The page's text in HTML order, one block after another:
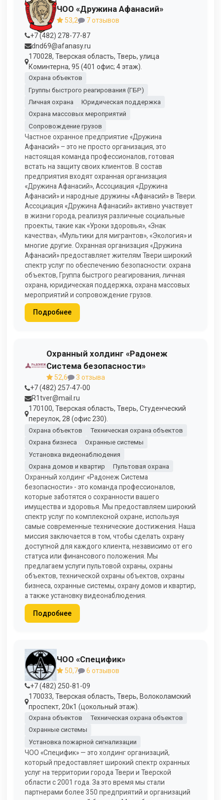
ЧОО «Дружина Афанасий»
53,2
7 отзывов
+7 (482) 278-77-87
dnd69@afanasy.ru
170028, Тверская область, Тверь, улица
Коминтерна, 95 (401 офис; 4 этаж).
Охрана объектов
Группы быстрого реагирования (ГБР)
Личная охрана
Юридическая поддержка
Охрана массовых мероприятий
Сопровождение грузов
Частное охранное предприятие «Дружина
Афанасий» – это не просто организация, это
настоящая команда профессионалов, готовая
встать на защиту своих клиентов. В состав
предприятия входят охранная организация
«Дружина Афанасий», Ассоциация «Дружина
Афанасий» и народные дружины «Афанасий» в Твери.
Ассоциация «Дружина Афанасий» активно участвует
в жизни города, реализуя различные социальные
проекты, такие как «Уроки здоровья», «Знак
качества», «Мультики для мигрантов», «Экология» и
многие другие. Охранная организация «Дружина
Афанасий» предоставляет жителям Твери широкий
спектр услуг по обеспечению безопасности: охрана
объектов, Группа быстрого реагирования, личная
охрана, юридическая поддержка, охрана массовых
мероприятий и сопровождение грузов.
Подробнее
Охранный холдинг «Радонеж
Система безопасности»
52,6
3 отзыва
+7 (482) 257-47-00
R1tver@mail.ru
170100, Тверская область, Тверь, Студенческий
переулок, 28 (офис 230).
Охрана объектов
Техническая охрана объектов
Охрана бизнеса
Охранные системы
Установка видеонаблюдения
Охрана домов и квартир
Пультовая охрана
Охранный холдинг «Радонеж Система
безопасности» - это команда профессионалов,
которые заботятся о сохранности вашего
имущества и здоровья. Мы предоставляем широкий
спектр услуг по комплексной охране, используя
самые современные технические достижения. Наша
миссия заключается в том, чтобы сделать охрану
доступной для каждого клиента, независимо от его
статуса или финансового положения. Мы
предлагаем услуги пультовой охраны, охраны
объектов, технической охраны объектов, охраны
бизнеса, охранные системы, охрану домов и квартир,
а также установку видеонаблюдения.
Подробнее
ЧОО «Специфик»
50,7
6 отзывов
+7 (482) 250-81-09
170033, Тверская область, Тверь, Волоколамский
проспект, 20к1 (цокольный этаж).
Охрана объектов
Техническая охрана объектов
Охранные системы
Установка пожарной сигнализации
ЧОО «Специфик» — это холдинг организаций,
который предоставляет широкий спектр охранных
услуг на территории города Твери и Тверской
области с 2001 года. За это время мы стали
партнерами более 350 предприятий и организаций